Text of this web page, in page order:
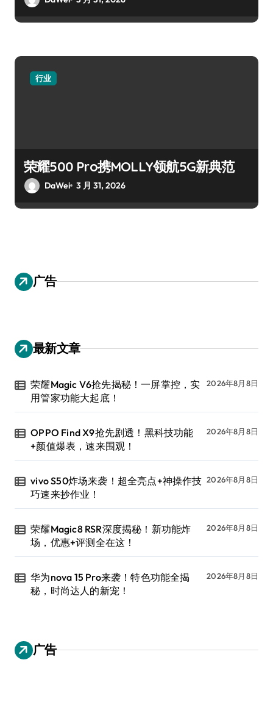
行业
荣耀500 Pro携MOLLY领航5G新典范
DaWei 3 月 31, 2026
广告
最新文章
荣耀Magic V6抢先揭秘！一屏掌控，实
用管家功能大起底！
2026年8月8日
OPPO Find X9抢先剧透！黑科技功能
+颜值爆表，速来围观！
2026年8月8日
vivo S50炸场来袭！超全亮点+神操作技
巧速来抄作业！
2026年8月8日
荣耀Magic8 RSR深度揭秘！新功能炸
场，优惠+评测全在这！
2026年8月8日
华为nova 15 Pro来袭！特色功能全揭
秘，时尚达人的新宠！
2026年8月8日
广告